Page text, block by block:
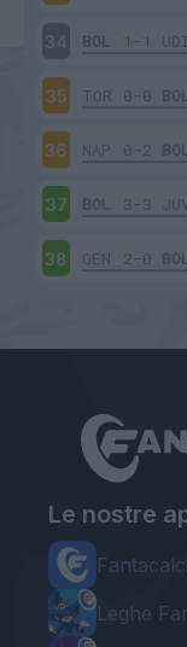
34 BOL 1-1
35 TOR 0-0
36 NAP 0-2
37 BOL 3-3
38 GEN 2-0
Le nostre
Leghe